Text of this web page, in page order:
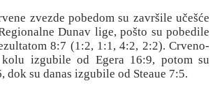
zvezde pobedom su završile učešće
Dunav lige, pošto su pobedile
8:7 (1:2, 1:1, 4:2, 2:2). Crveno-
izgubile od Egera 16:9, potom su
dok su danas izgubile od Steaue 7:5.